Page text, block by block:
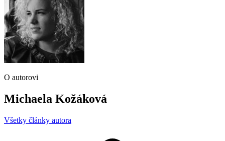
O autorovi
Michaela Kožáková
Všetky články autora